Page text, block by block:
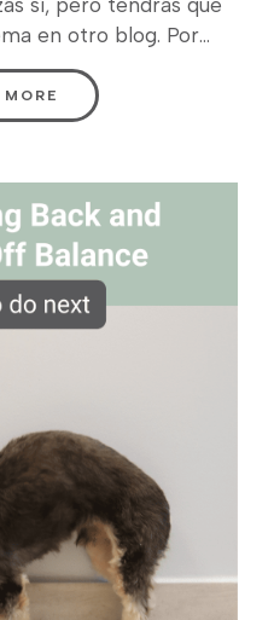
sí, pero tendrás que
en otro blog. Por...